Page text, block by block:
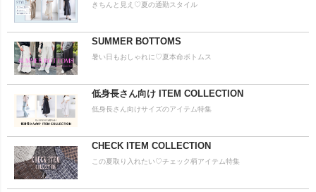
きちんと見え♡夏の通勤スタイル
SUMMER BOTTOMS
暑い日もおしゃれに♡夏本命ボトムス
低身長さん向け ITEM COLLECTION
低身長さん向けサイズのアイテム特集
CHECK ITEM COLLECTION
この夏取り入れたい♡チェック柄アイテム特集